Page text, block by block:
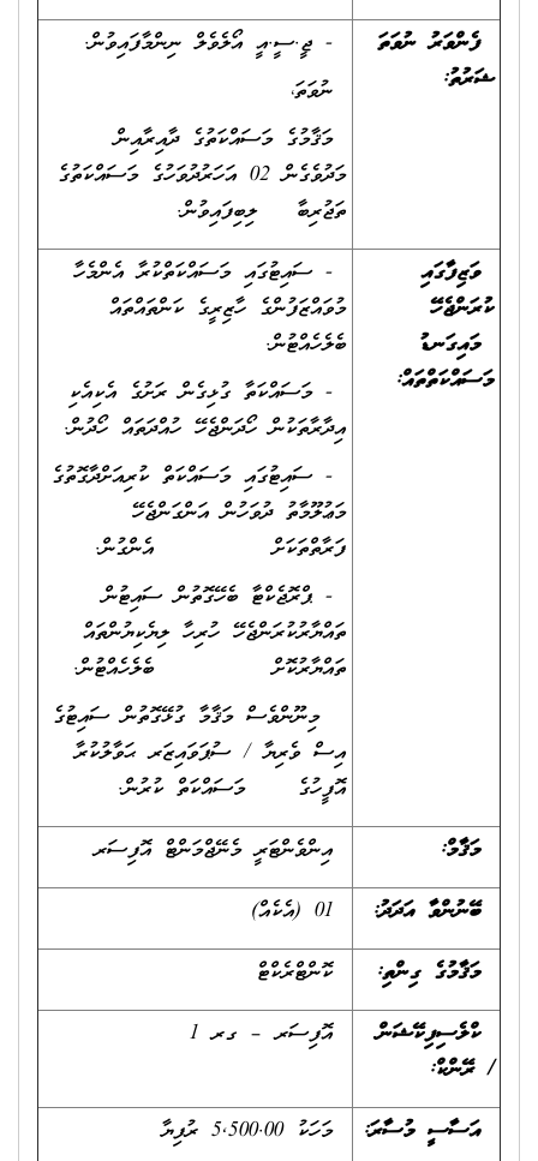
ފެންވަރު ނުވަތަ
ޝަރުތު:
- ޖީ.ސީ.އީ އޯލެވެލް ނިންމާފައިވުން.
ނުވަތަ،
މަޤާމުގެ މަސައްކަތުގެ ދާއިރާއިން
މަދުވެގެން 02 އަހަރުދުވަހުގެ މަސައްކަތުގެ
ތަޖުރިބާ ލިބިފައިވުން.
ވަޒިފާގައި
ކުރަންޖެހޭ
މައިގަނޑު
މަސައްކަތްތައް:
- ސައިޓުގައި މަސައްކަތްކުރާ އެންމެހާ
މުވައްޒަފުންގެ ހާޒިރީގެ ކަންތައްތައް
ބެލެހެއްޓުން.
- މަސައްކަތާ ގުޅިގެން ރަށުގެ އެކިއެކި
އިދާރާތަކުން ހޯދަންޖެހޭ ހުއްދަތައް ހޯދުން.
- ސައިޓުގައި މަސައްކަތް ކުރިއަށްދާގޮތުގެ
މަޢުލޫމާތު ދުވަހުން އަންގަންޖެހޭ
ފަރާތްތަކަށް އެންގުން.
- ޕްރޮޖެކްޓާ ބެހޭގޮތުން ސައިޓުން
ތައްޔާރުކުރަންޖެހޭ ހުރިހާ ލިޔެކިޔުންތައް
ތައްޔާރުކޮށް ބެލެހެއްޓުން.
މިނޫންވެސް މަޤާމާ ގުޅޭގޮތުން ސައިޓުގެ
އިސް ވެރިޔާ / ސުޕަވައިޒަރ ޙަވާލުކުރާ
އޮފީހުގެ މަސައްކަތް ކުރުން.
މަޤާމް:
އިންވެންޓަރީ މެނޭޖްމަންޓް އޮފިސަރ
ބޭނުންވާ އަދަދު:
މަޤާމުގެ ގިންތި:
ކޮންޓްރެކްޓް
ކްލެސިފިކޭޝަން
/ރޭންކް:
އޮފިސަރ – ގރ 1
އަސާސީ މުސާރަ:
މަހަކު 5,500.00 ރުފިޔާ